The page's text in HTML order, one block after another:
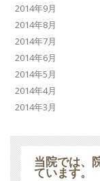
2014年9月
2014年8月
2014年7月
2014年6月
2014年5月
2014年4月
2014年3月
当院では、
ています。